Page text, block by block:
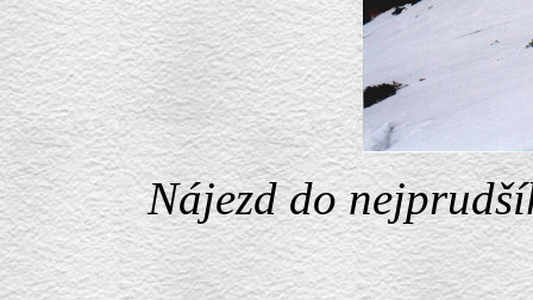
Nájezd do